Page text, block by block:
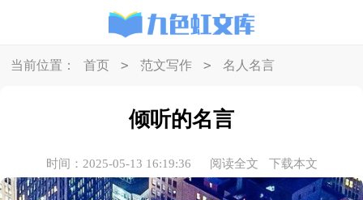
当前位置： 首页 > 范文写作 > 名人名言
倾听的名言
时间：2025-05-13 16:19:36 阅读全文 下载本文